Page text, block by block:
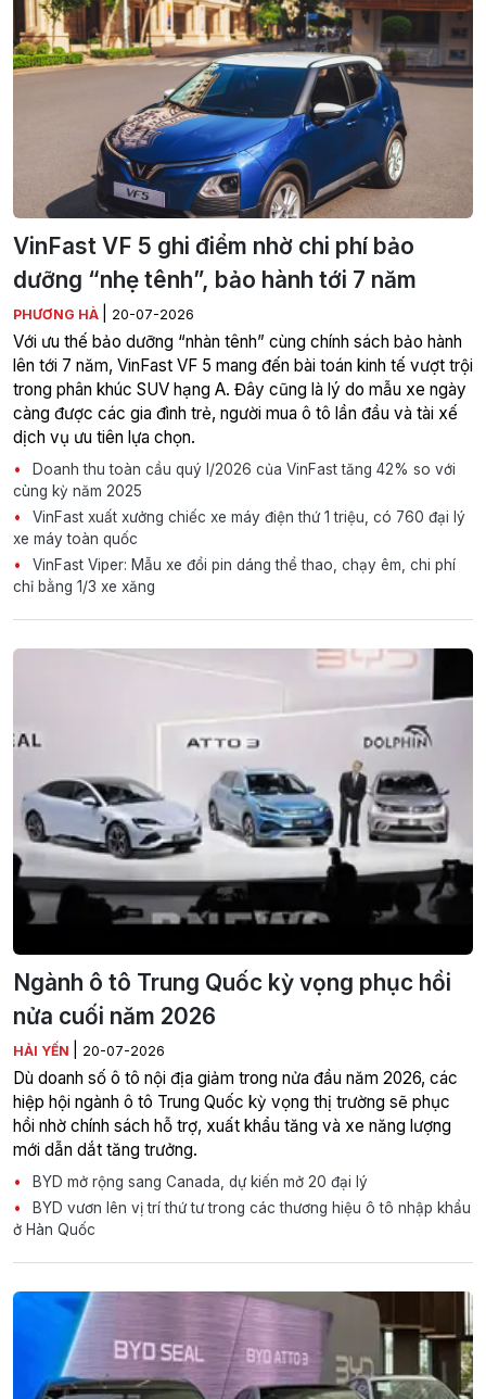
VinFast VF 5 ghi điểm nhờ chi phí bảo
dưỡng “nhẹ tênh”, bảo hành tới 7 năm
PHƯƠNG HÀ 20-07-2026
Với ưu thế bảo dưỡng “nhàn tênh” cùng chính sách bảo hành
lên tới 7 năm, VinFast VF 5 mang đến bài toán kinh tế vượt trội
trong phân khúc SUV hạng A. Đây cũng là lý do mẫu xe ngày
càng được các gia đình trẻ, người mua ô tô lần đầu và tài xế
dịch vụ ưu tiên lựa chọn.
Doanh thu toàn cầu quý I/2026 của VinFast tăng 42% so với
cùng kỳ năm 2025
VinFast xuất xưởng chiếc xe máy điện thứ 1 triệu, có 760 đại lý
xe máy toàn quốc
VinFast Viper: Mẫu xe đổi pin dáng thể thao, chạy êm, chi phí
chỉ bằng 1/3 xe xăng
Ngành ô tô Trung Quốc kỳ vọng phục hồi
nửa cuối năm 2026
HẢI YẾN 20-07-2026
Dù doanh số ô tô nội địa giảm trong nửa đầu năm 2026, các
hiệp hội ngành ô tô Trung Quốc kỳ vọng thị trường sẽ phục
hồi nhờ chính sách hỗ trợ, xuất khẩu tăng và xe năng lượng
mới dẫn dắt tăng trưởng.
BYD mở rộng sang Canada, dự kiến mở 20 đại lý
BYD vươn lên vị trí thứ tư trong các thương hiệu ô tô nhập khẩu
ở Hàn Quốc